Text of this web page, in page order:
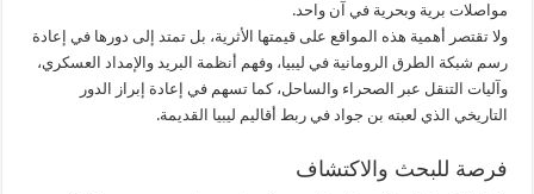
مواصلات برية وبحرية في آن واحد.
ولا تقتصر أهمية هذه المواقع على قيمتها الأثرية، بل تمتد إلى دورها في إعادة
رسم شبكة الطرق الرومانية في ليبيا، وفهم أنظمة البريد والإمداد العسكري،
وآليات التنقل عبر الصحراء والساحل، كما تسهم في إعادة إبراز الدور
التاريخي الذي لعبته بن جواد في ربط أقاليم ليبيا القديمة.
فرصة للبحث والاكتشاف